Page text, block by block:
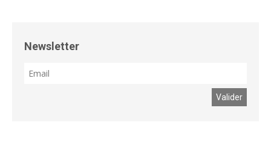
Newsletter